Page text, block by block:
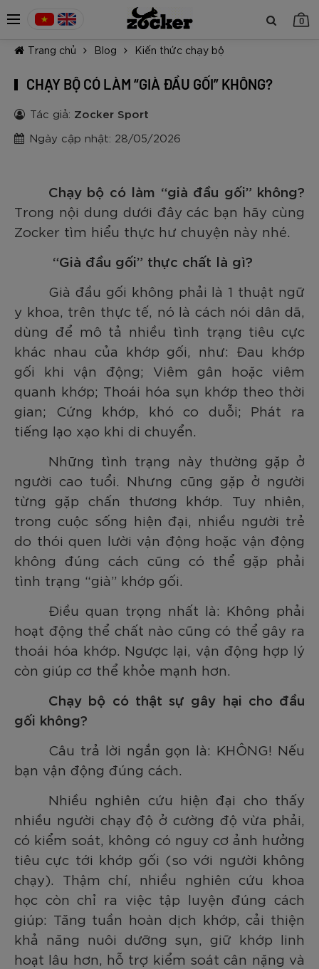
0
TIẾP TỤC MUA HÀNG
Trang chủ Blog Kiến thức chạy bộ
CHẠY BỘ CÓ LÀM “GIÀ ĐẦU GỐI” KHÔNG?
Tác giả: Zocker Sport
Ngày cập nhật: 28/05/2026
Chạy bộ có làm “già đầu gối” không?
Trong nội dung dưới đây các bạn hãy cùng
Zocker tìm hiểu thực hư chuyện này nhé.
“Già đầu gối” thực chất là gì?
Già đầu gối không phải là 1 thuật ngữ
y khoa, trên thực tế, nó là cách nói dân dã,
dùng để mô tả nhiều tình trạng tiêu cực
khác nhau của khớp gối, như: Đau khớp
gối khi vận động; Viêm gân hoặc viêm
quanh khớp; Thoái hóa sụn khớp theo thời
gian; Cứng khớp, khó co duỗi; Phát ra
tiếng lạo xạo khi di chuyển.
Những tình trạng này thường gặp ở
người cao tuổi. Nhưng cũng gặp ở người
từng gặp chấn thương khớp. Tuy nhiên,
trong cuộc sống hiện đại, nhiều người trẻ
do thói quen lười vận động hoặc vận động
không đúng cách cũng có thể gặp phải
tình trạng “già” khớp gối.
Điều quan trọng nhất là: Không phải
hoạt động thể chất nào cũng có thể gây ra
thoái hóa khớp. Ngược lại, vận động hợp lý
còn giúp cơ thể khỏe mạnh hơn.
Chạy bộ có thật sự gây hại cho đầu
gối không?
Câu trả lời ngắn gọn là: KHÔNG! Nếu
bạn vận động đúng cách.
Nhiều nghiên cứu hiện đại cho thấy
nhiều người chạy độ ở cường độ vừa phải,
có kiểm soát, không có nguy cơ ảnh hưởng
tiêu cực tới khớp gối (so với người không
chạy). Thậm chí, nhiều nghiên cứu khoa
học còn chỉ ra việc tập luyện đúng cách
giúp: Tăng tuần hoàn dịch khớp, cải thiện
khả năng nuôi dưỡng sụn, giữ khớp linh
hoạt lâu hơn, hỗ trợ kiểm soát cân nặng và